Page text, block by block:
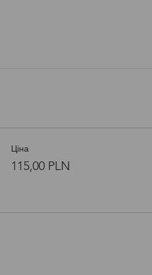
Ціна
115,00 PLN